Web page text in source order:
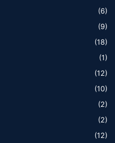
(6)
(9)
(18)
(1)
(12)
(10)
(2)
(2)
(12)